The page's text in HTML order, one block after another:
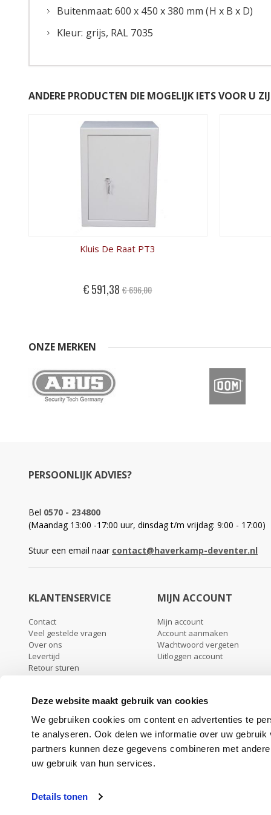
Deze website maakt gebruik van cookies
We gebruiken cookies om content en advertenties te
te analyseren. Ook delen we informatie over uw
partners kunnen deze gegevens combineren met
uw gebruik van hun services.
Details tonen
Buitenmaat: 600 x 450 x 380 mm (H x B x D)
Kleur: grijs, RAL 7035
Kluis De Raat ET3
ANDERE PRODUCTEN DIE MOGELIJK IETS VOOR U
Kluis De Raat PT3
Special
Price
€ 591,38 € 696,00
ONZE MERKEN
PERSOONLIJK ADVIES?
Bel 0570 - 234800
(Maandag 13:00 -17:00 uur, dinsdag t/m vrijdag: 9:00 - 17:00)
Stuur een email naar contact@haverkamp-deventer.nl
KLANTENSERVICE
Contact
Veel gestelde vragen
Over ons
Levertijd
Retour sturen
Privacy beleid
MIJN ACCOUNT
Mijn account
Account aanmaken
Wachtwoord vergeten
Uitloggen account